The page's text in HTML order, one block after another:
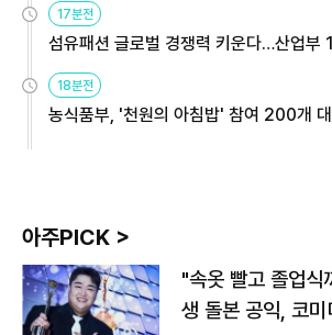
17분전
섬유패션 글로벌 경쟁력 키운다…산업부
18분전
농식품부, '천원의 아침밥' 참여 200개
아주PICK >
"속옷 빨고 졸업
생 돌본 공익, 코미